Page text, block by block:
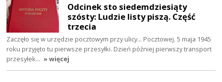
Odcinek sto siedemdziesiąty
szósty: Ludzie listy piszą. Część
trzecia
Zaczęło się w urzędzie pocztowym przy ulicy... Pocztowej. 5 maja 1945
roku przyjęto tu pierwsze przesyłki. Dzień później pierwszy transport
przesyłek… » więcej